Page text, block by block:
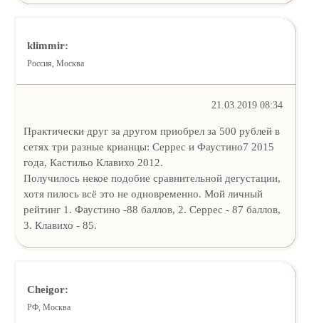
klimmir:
Россия, Москва
21.03.2019 08:34
Практически друг за другом приобрел за 500 рублей в
сетях три разные крианцы: Серрес и Фаустино7 2015
года, Кастильо Клавихо 2012.
Получилось некое подобие сравнительной дегустации,
хотя пилось всё это не одновременно. Мой личный
рейтинг 1. Фаустино -88 баллов, 2. Серрес - 87 баллов,
3. Клавихо - 85.
Cheigor:
РФ, Москва